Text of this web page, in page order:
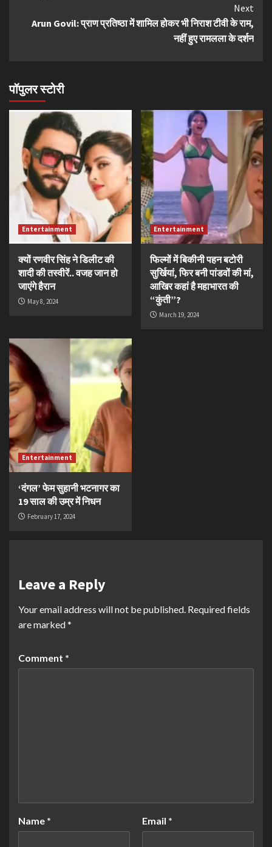
Next
Arun Govil: प्राण प्रतिष्ठा में शामिल होकर भी निराश टीवी के राम,
नहीं हुए रामलला के दर्शन
पॉपुलर स्टोरी
Entertainment
क्यों रणवीर सिंह ने डिलीट की
शादी की तस्वीरें.. वजह जान हो
जाएंगे हैरान
May 8, 2024
Entertainment
फिल्मों में बिकीनी पहन बटोरी
सुर्खियां, फिर बनी पांडवों की मां,
आखिर कहां है महाभारत की
“कुंती”?
March 19, 2024
Entertainment
‘दंगल’ फेम सुहानी भटनागर का
19 साल की उम्र में निधन
February 17, 2024
Leave a Reply
Your email address will not be published. Required fields
are marked*
Comment *
Name * Email *